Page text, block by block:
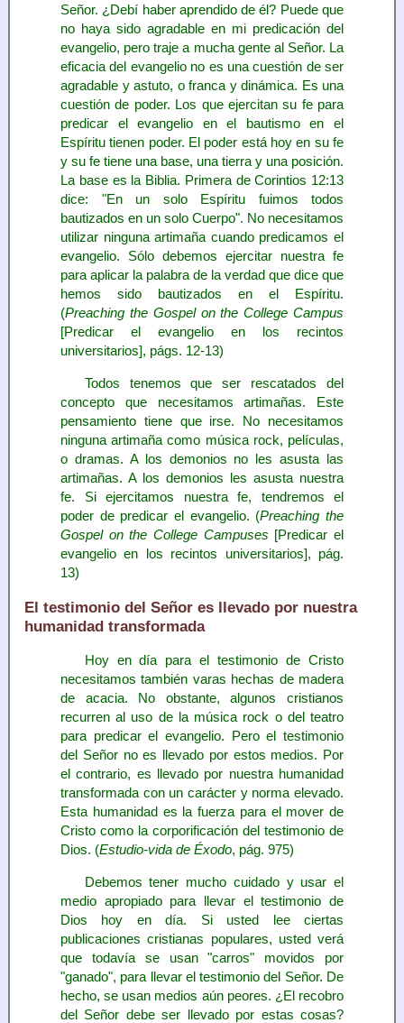
Señor. ¿Debí haber aprendido de él? Puede que
no haya sido agradable en mi predicación del
evangelio, pero traje a mucha gente al Señor. La
eficacia del evangelio no es una cuestión de ser
agradable y astuto, o franca y dinámica. Es una
cuestión de poder. Los que ejercitan su fe para
predicar el evangelio en el bautismo en el
Espíritu tienen poder. El poder está hoy en su fe
y su fe tiene una base, una tierra y una posición.
La base es la Biblia. Primera de Corintios 12:13
dice: "En un solo Espíritu fuimos todos
bautizados en un solo Cuerpo". No necesitamos
utilizar ninguna artimaña cuando predicamos el
evangelio. Sólo debemos ejercitar nuestra fe
para aplicar la palabra de la verdad que dice que
hemos sido bautizados en el Espíritu.
(Preaching the Gospel on the College Campus
[Predicar el evangelio en los recintos
universitarios], págs. 12-13)
Todos tenemos que ser rescatados del
concepto que necesitamos artimañas. Este
pensamiento tiene que irse. No necesitamos
ninguna artimaña como música rock, películas,
o dramas. A los demonios no les asusta las
artimañas. A los demonios les asusta nuestra
fe. Si ejercitamos nuestra fe, tendremos el
poder de predicar el evangelio. (Preaching the
Gospel on the College Campuses [Predicar el
evangelio en los recintos universitarios], pág.
13)
El testimonio del Señor es llevado por nuestra
humanidad transformada
Hoy en día para el testimonio de Cristo
necesitamos también varas hechas de madera
de acacia. No obstante, algunos cristianos
recurren al uso de la música rock o del teatro
para predicar el evangelio. Pero el testimonio
del Señor no es llevado por estos medios. Por
el contrario, es llevado por nuestra humanidad
transformada con un carácter y norma elevado.
Esta humanidad es la fuerza para el mover de
Cristo como la corporificación del testimonio de
Dios. (Estudio-vida de Éxodo, pág. 975)
Debemos tener mucho cuidado y usar el
medio apropiado para llevar el testimonio de
Dios hoy en día. Si usted lee ciertas
publicaciones cristianas populares, usted verá
que todavía se usan "carros" movidos por
"ganado", para llevar el testimonio del Señor. De
hecho, se usan medios aún peores. ¿El recobro
del Señor debe ser llevado por estas cosas?